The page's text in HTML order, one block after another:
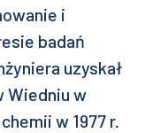
i
badań
uzyskał
Wiedniu w
w 1977 r.